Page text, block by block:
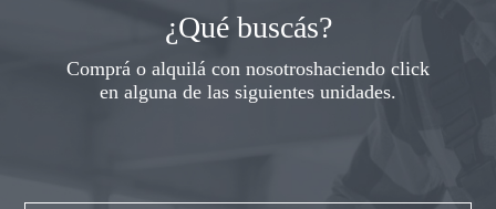
¿Qué buscás?
Comprá o alquilá con nosotroshaciendo click
en alguna de las siguientes unidades.